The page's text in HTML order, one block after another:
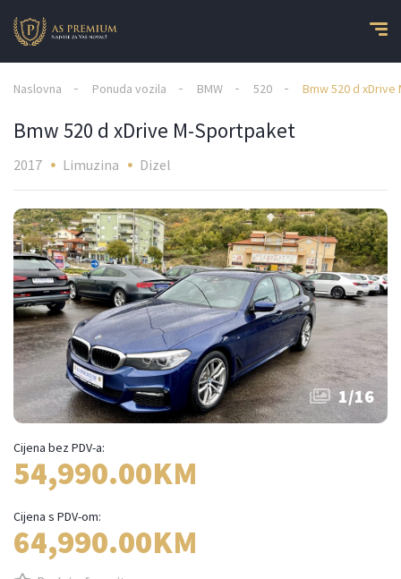
Naslovna Ponuda vozila BMW 520 Bmw 520 d
Bmw 520 d xDrive M-Sportpaket
2017 Limuzina Dizel
1/16
Cijena bez PDV-a:
54,990.00KM
Cijena s PDV-om:
64,990.00KM